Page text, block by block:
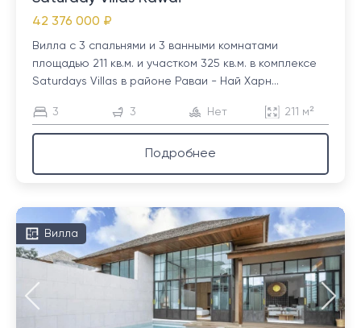
42 376 000 ₽
Вилла с 3 спальнями и 3 ванными комнатами
площадью 211 кв.м. и участком 325 кв.м. в комплексе
Saturdays Villas в районе Раваи - Най Харн...
3 3 Нет 211 м²
Подробнее
Вилла